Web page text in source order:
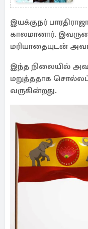
இயக்குநர்
காலமானார்.
மரியாதையுடன்
இந்த நிலையில்
மறுத்ததாக
வருகின்றது.